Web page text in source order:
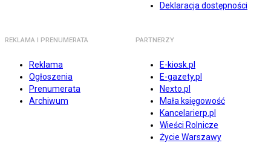
Deklaracja dostępności
REKLAMA I PRENUMERATA
Reklama
Ogłoszenia
Prenumerata
Archiwum
PARTNERZY
E-kiosk.pl
E-gazety.pl
Nexto.pl
Mała księgowość
Kancelarierp.pl
Wieści Rolnicze
Życie Warszawy